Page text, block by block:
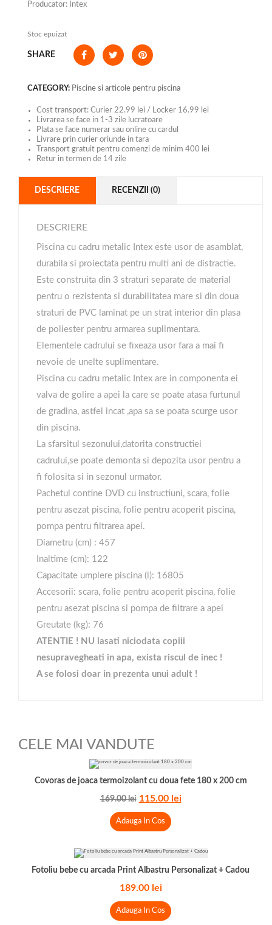
Producator: Intex
Stoc epuizat
SHARE
CATEGORY: Piscine si articole pentru piscina
Cost transport: Curier 22.99 lei / Locker 16.99 lei
Livrarea se face in 1-3 zile lucratoare
Plata se face numerar sau online cu cardul
Livrare prin curier oriunde in tara
Transport gratuit pentru comenzi de minim 400 lei
Retur in termen de 14 zile
DESCRIERE RECENZII (0)
DESCRIERE
Piscina cu cadru metalic Intex este usor de asamblat,
durabila si proiectata pentru multi ani de distractie.
Este construita din 3 straturi separate de material
pentru o rezistenta si durabilitatea mare si din doua
straturi de PVC laminat pe un strat interior din plasa
de poliester pentru armarea suplimentara.
Elementele cadrului se fixeaza usor fara a mai fi
nevoie de unelte suplimentare.
Piscina cu cadru metalic Intex are in componenta ei
valva de golire a apei la care se poate atasa furtunul
de gradina, astfel incat ,apa sa se poata scurge usor
din piscina.
La sfarsitul sezonului,datorita constructiei
cadrului,se poate demonta si depozita usor pentru a
fi folosita si in sezonul urmator.
Pachetul contine DVD cu instructiuni, scara, folie
pentru asezat piscina, folie pentru acoperit piscina,
pompa pentru filtrarea apei.
Diametru (cm) : 457
Inaltime (cm): 122
Capacitate umplere piscina (l): 16805
Accesorii: scara, folie pentru acoperit piscina, folie
pentru asezat piscina si pompa de filtrare a apei
Greutate (kg): 76
ATENTIE ! NU lasati niciodata copiii
nesupravegheati in apa, exista riscul de inec !
A se folosi doar in prezenta unui adult !
CELE MAI VANDUTE
Covoras de joaca termoizolant cu doua fete 180 x 200 cm
169.00lei 115.00 lei
Adauga In Cos
Fotoliu bebe cu arcada Print Albastru Personalizat + Cadou
189.00 lei
Adauga In Cos